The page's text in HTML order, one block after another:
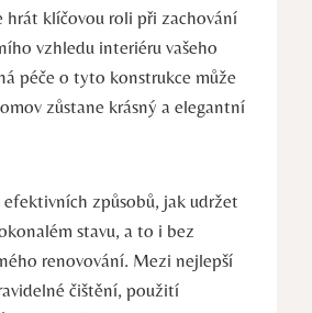
hrát klíčovou roli při zachování
vzhledu interiéru vašeho
péče o tyto konstrukce může
zůstane krásný a elegantní
způsobů, jak udržet
stavu, a to i bez
renovování. Mezi nejlepší
čištění, použití